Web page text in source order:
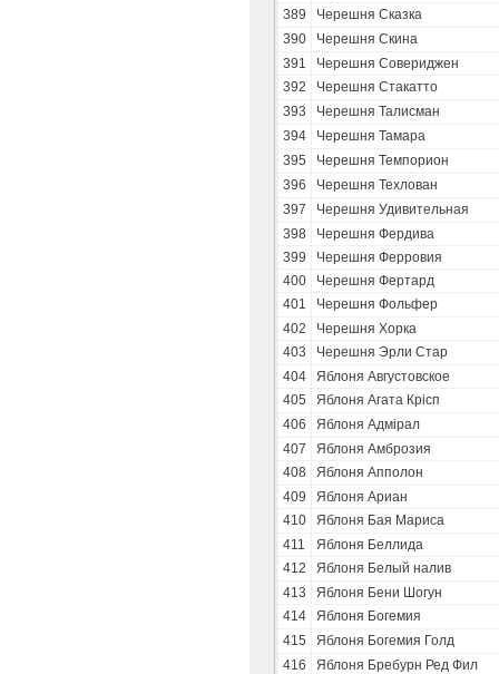
389
Черешня Сказка
390
Черешня Скина
391
Черешня Совериджен
392
Черешня Стакатто
393
Черешня Талисман
394
Черешня Тамара
395
Черешня Темпорион
396
Черешня Техлован
397
Черешня Удивительная
398
Черешня Фердива
399
Черешня Ферровия
400
Черешня Фертард
401
Черешня Фольфер
402
Черешня Хорка
403
Черешня Эрли Стар
404
Яблоня Августовское
405
Яблоня Агата Крісп
406
Яблоня Адмірал
407
Яблоня Амброзия
408
Яблоня Апполон
409
Яблоня Ариан
410
Яблоня Бая Мариса
411
Яблоня Беллида
412
Яблоня Белый налив
413
Яблоня Бени Шогун
414
Яблоня Богемия
415
Яблоня Богемия Голд
416
Яблоня Бребурн Ред Фил